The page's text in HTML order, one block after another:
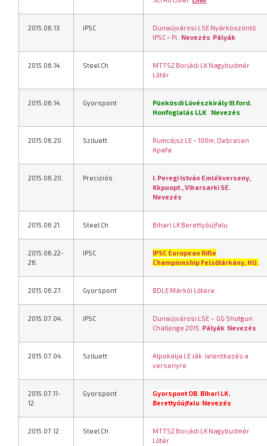
2015.06.13. IPSC
Dunaújvárosi LSE Nyárköszöntő
IPSC – Pi
Nevezés Pályák
2015.06.14. Steel Ch
MTTSZ Borjádi LK Nagybudmér
Lőtér
2015.06.14. Gyorspont
Pünkösdi Lövészkirály III.ford.
Honfoglalás LLK
Nevezés
2015.06.20. Sziluett
Rumcájsz LE – 100m, Debrecen
Apafa
2015.06.20. Preciziós
I. Peregi István Emlékverseny,
Kkpuopt., Viharsarki SE.
Nevezés
2015.06.21. Steel Ch Bihari LK Berettyóújfalu
2015.06.22-
26.
IPSC
IPSC European Rifle
Championship Felsőtárkány, HU.
2015.06.27. Gyorspont BDLE Márkói Lőtere
2015.07.04. IPSC
Dunaújvárosi LSE – GG Shotgun
Challenge 2015 Pályák Nevezés
2015.07.04. Sziluett Alpokalja LE Ják Jelentkezés a
versenyre
2015.07.11-
12.
Gyorspont
Gyorspont OB. Bihari LK.
Berettyóújfalu Nevezés
2015.07.12. Steel Ch
MTTSZ Borjádi LK Nagybudmér
Lőtér